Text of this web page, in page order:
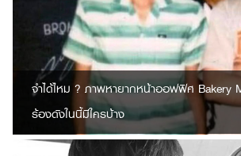
จำได้ไหม ? ภาพหายากหน้าออฟฟิศ Bakery
ร้องดังในนี้มีใครบ้าง